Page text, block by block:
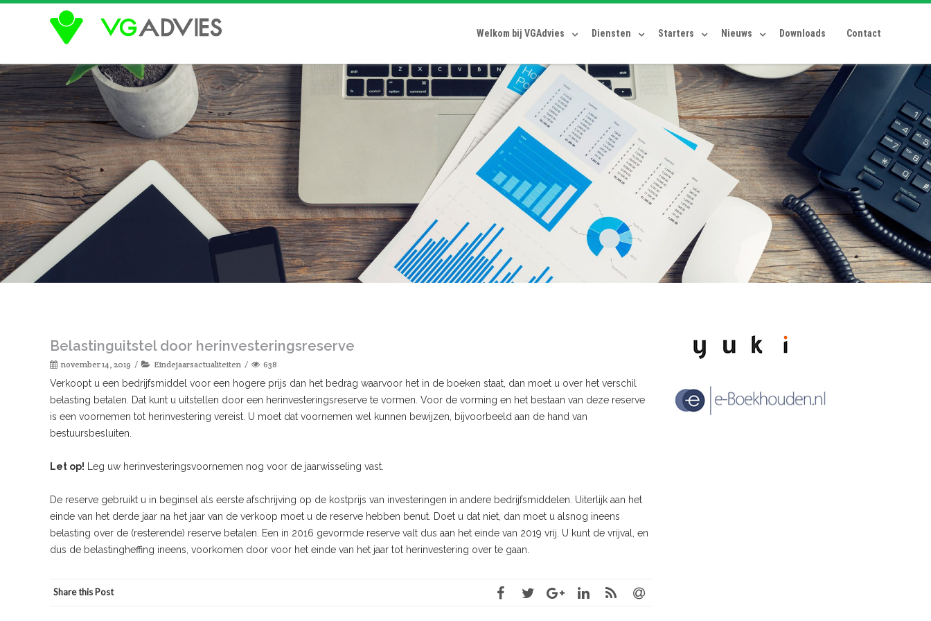
Welkom bij VGAdvies Diensten Starters Nieuws Downloads Contact
Belastinguitstel door herinvesteringsreserve
november 14, 2019 Eindejaarsactualiteiten 638
Verkoopt u een bedrijfsmiddel voor een hogere prijs dan het bedrag waarvoor het in de boeken staat, dan moet u over het verschil
belasting betalen. Dat kunt u uitstellen door een herinvesteringsreserve te vormen. Voor de vorming en het bestaan van deze reserve
is een voornemen tot herinvestering vereist. U moet dat voornemen wel kunnen bewijzen, bijvoorbeeld aan de hand van
bestuursbesluiten.
Let op! Leg uw herinvesteringsvoornemen nog voor de jaarwisseling vast.
De reserve gebruikt u in beginsel als eerste afschrijving op de kostprijs van investeringen in andere bedrijfsmiddelen. Uiterlijk aan het
einde van het derde jaar na het jaar van de verkoop moet u de reserve hebben benut. Doet u dat niet, dan moet u alsnog ineens
belasting over de (resterende) reserve betalen. Een in 2016 gevormde reserve valt dus aan het einde van 2019 vrij. U kunt de vrijval, en
dus de belastingheffing ineens, voorkomen door voor het einde van het jaar tot herinvestering over te gaan.
Share this Post